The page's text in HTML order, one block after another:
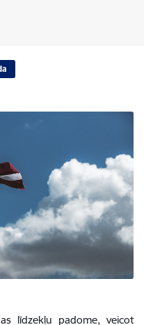
līdzekļu padome, veicot